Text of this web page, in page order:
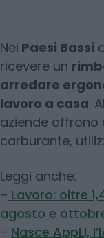
Nei Paesi Bassi
ricevere un
arredare
lavoro a casa.
aziende offrono
carburante,
Leggi anche:
– Lavoro: oltre
agosto e
– Nasce AppLI,